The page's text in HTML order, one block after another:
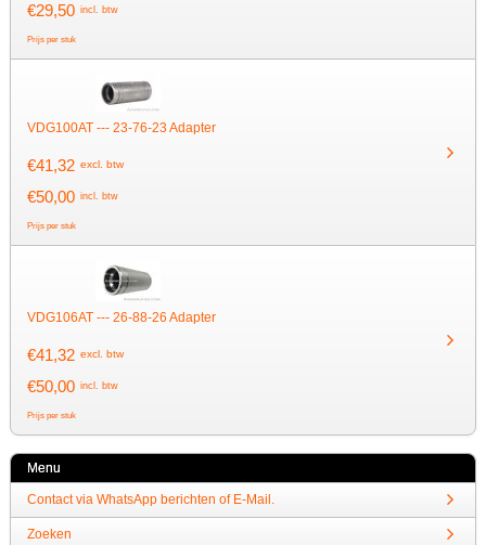
€29,50 incl. btw
Prijs per stuk
VDG100AT --- 23-76-23 Adapter
€41,32 excl. btw
€50,00 incl. btw
Prijs per stuk
VDG106AT --- 26-88-26 Adapter
€41,32 excl. btw
€50,00 incl. btw
Prijs per stuk
Menu
Contact via WhatsApp berichten of E-Mail.
Zoeken